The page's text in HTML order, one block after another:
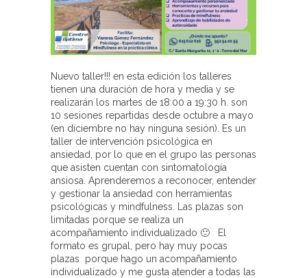
Nuevo taller!!! en esta edición los talleres
tienen una duración de hora y media y se
realizarán los martes de 18:00 a 19:30 h. son
10 sesiones repartidas desde octubre a mayo
(en diciembre no hay ninguna sesión). Es un
taller de intervención psicológica en
ansiedad, por lo que en el grupo las personas
que asisten cuentan con sintomatología
ansiosa. Aprenderemos a reconocer, entender
y gestionar la ansiedad con herramientas
psicológicas y mindfulness. Las plazas son
limitadas porque se realiza un
acompañamiento individualizado 🙂 El
formato es grupal, pero hay muy pocas
plazas porque hago un acompañamiento
individualizado y me gusta atender a todas las